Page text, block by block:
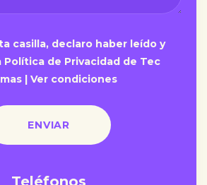
casilla, declaro haber leído y
Política de Privacidad de Tec
| Ver condiciones
Teléfonos